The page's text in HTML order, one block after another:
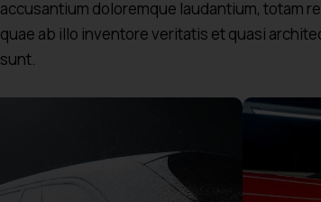
accusantium doloremque laudantium, totam
quae ab illo inventore veritatis et quasi
sunt.